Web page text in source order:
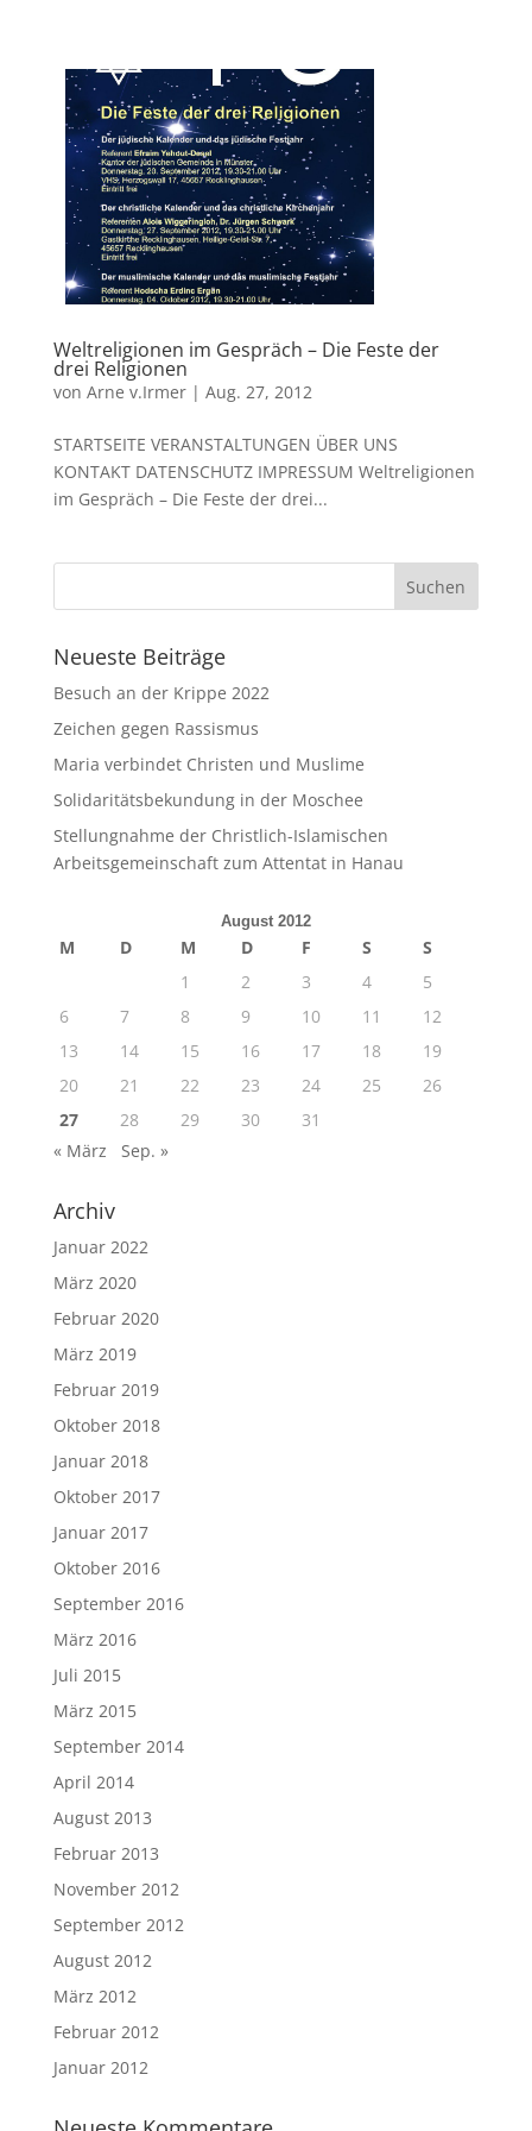
Weltreligionen im Gespräch – Die Feste der
drei Religionen
von Arne v.Irmer| Aug. 27, 2012
STARTSEITE VERANSTALTUNGEN ÜBER UNS
KONTAKT DATENSCHUTZ IMPRESSUM Weltreligionen
im Gespräch – Die Feste der drei...
Neueste Beiträge
Besuch an der Krippe 2022
Zeichen gegen Rassismus
Maria verbindet Christen und Muslime
Solidaritätsbekundung in der Moschee
Stellungnahme der Christlich-Islamischen
Arbeitsgemeinschaft zum Attentat in Hanau
August 2012
M D M D F S
S
1
2 3 4
5
6
7 8 9 10 11
12
13
14 15 16 17 18
19
20
21 22 23 24 25
26
27
28 29 30
31
« März
Sep. »
Archiv
Januar 2022
März 2020
Februar 2020
März 2019
Februar 2019
Oktober 2018
Januar 2018
Oktober 2017
Januar 2017
Oktober 2016
September 2016
März 2016
Juli 2015
März 2015
September 2014
April 2014
August 2013
Februar 2013
November 2012
September 2012
August 2012
März 2012
Februar 2012
Januar 2012